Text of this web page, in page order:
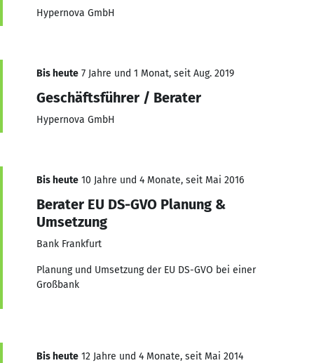
Hypernova GmbH
Bis heute 7 Jahre und 1 Monat, seit Aug. 2019
Geschäftsführer / Berater
Hypernova GmbH
Bis heute 10 Jahre und 4 Monate, seit Mai 2016
Berater EU DS-GVO Planung &
Umsetzung
Bank Frankfurt
Planung und Umsetzung der EU DS-GVO bei einer
Großbank
Bis heute 12 Jahre und 4 Monate, seit Mai 2014